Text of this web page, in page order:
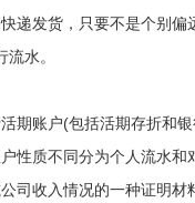
递发货，只要不是个别偏
水。
期账户(包括活期存折和
性质不同分为个人流水和
司收入情况的一种证明材